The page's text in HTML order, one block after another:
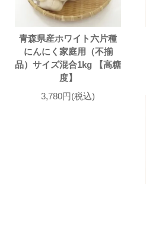
青森県産ホワイト六片種
にんにく家庭用（不揃
品）サイズ混合1kg 【高糖
度】
3,780円(税込)